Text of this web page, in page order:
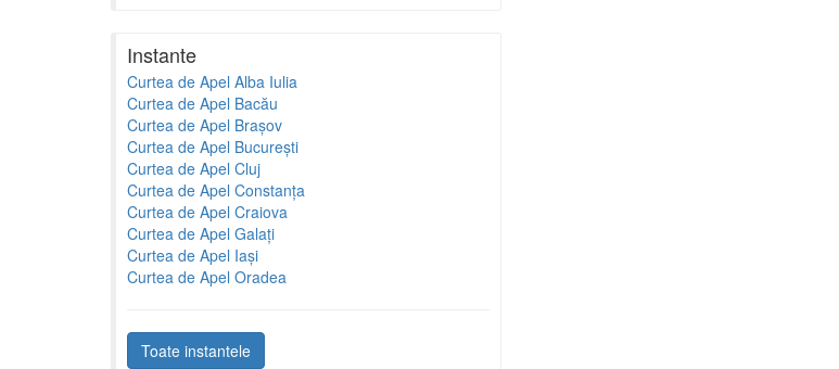
Instante
Curtea de Apel Alba Iulia
Curtea de Apel Bacău
Curtea de Apel Brașov
Curtea de Apel București
Curtea de Apel Cluj
Curtea de Apel Constanța
Curtea de Apel Craiova
Curtea de Apel Galați
Curtea de Apel Iași
Curtea de Apel Oradea
Toate instantele